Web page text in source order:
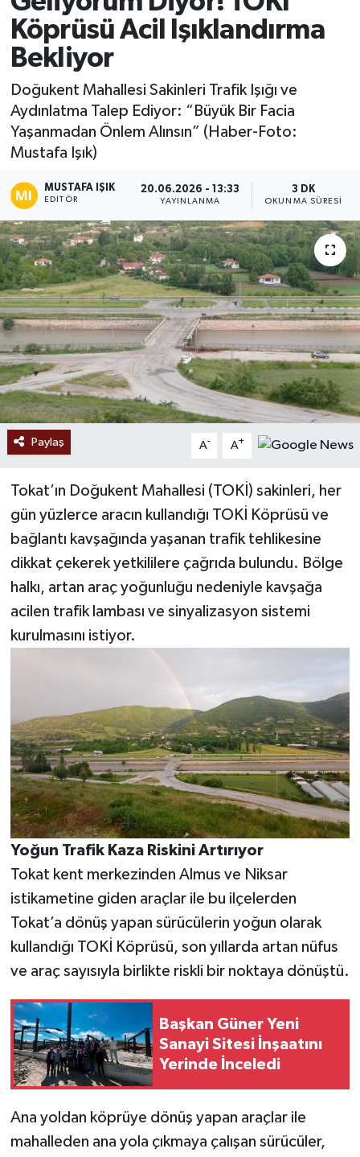
Köprüsü Acil Işıklandırma
Bekliyor
Doğukent Mahallesi Sakinleri Trafik Işığı ve
Aydınlatma Talep Ediyor: “Büyük Bir Facia
Yaşanmadan Önlem Alınsın” (Haber-Foto:
Mustafa Işık)
MUSTAFA IŞIK
EDITÖR
20.06.2026 - 13:33
YAYINLANMA
3 DK
OKUNMA SÜRESI
Paylaş A- A+
Tokat’ın Doğukent Mahallesi (TOKİ) sakinleri, her
gün yüzlerce aracın kullandığı TOKİ Köprüsü ve
bağlantı kavşağında yaşanan trafik tehlikesine
dikkat çekerek yetkililere çağrıda bulundu. Bölge
halkı, artan araç yoğunluğu nedeniyle kavşağa
acilen trafik lambası ve sinyalizasyon sistemi
kurulmasını istiyor.
Yoğun Trafik Kaza Riskini Artırıyor
Tokat kent merkezinden Almus ve Niksar
istikametine giden araçlar ile bu ilçelerden
Tokat’a dönüş yapan sürücülerin yoğun olarak
kullandığı TOKİ Köprüsü, son yıllarda artan nüfus
ve araç sayısıyla birlikte riskli bir noktaya dönüştü.
Başkan Güner Yeni
Sanayi Sitesi İnşaatını
Yerinde İnceledi
Ana yoldan köprüye dönüş yapan araçlar ile
mahalleden ana yola çıkmaya çalışan sürücüler,
Ekonomi
Sağlık
Tokat Haber